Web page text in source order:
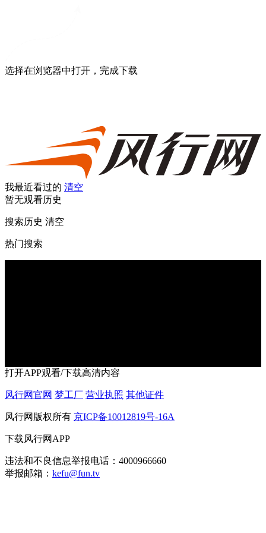
选择在浏览器中打开，完成下载
我最近看过的 清空
暂无观看历史
搜索历史 清空
热门搜索
打开APP观看/下载高清内容
风行网官网 梦工厂 营业执照 其他证件
风行网版权所有 京ICP备10012819号-16A
下载风行网APP
违法和不良信息举报电话：4000966660
举报邮箱： kefu@fun.tv